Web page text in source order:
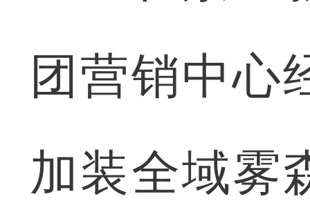
团营销中心
加装全域雾